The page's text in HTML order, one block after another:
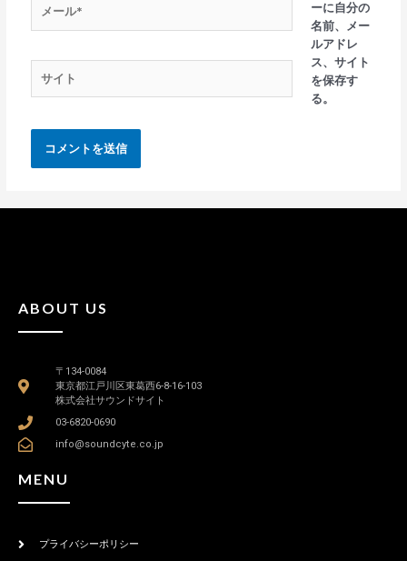
ーに自分の
名前、メー
ルアドレ
ス、サイト
を保存す
る。
ABOUT US
〒134-0084
東京都江戸川区東葛西6-8-16-103
株式会社サウンドサイト
03-6820-0690
info@soundcyte.co.jp
MENU
プライバシーポリシー